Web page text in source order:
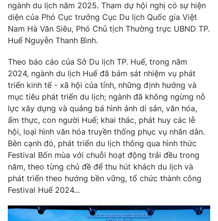
Góc doanh nghiệp
Truyền hình
Phim VTV
Hậu trường
Nhân vật
Khán giả
Giải sao mai
Giải trí
Âm nhạc
Sao
Đời sống
Du lịch
Làm đẹp
Chất lượng cuộc sống
Giáo dục
Tuyển sinh
Học trực tuyến
Công nghệ
Hitech Công nghệ tương lai
Sản phẩm
Thị trường
Giao lưu trực tuyến
Lịch phát sóng
Chuyên mục khác
ngành du lịch năm 2025. Tham dự hội nghị có sự hiện
diện của Phó Cục trưởng Cục Du lịch Quốc gia Việt
Nam Hà Văn Siêu, Phó Chủ tịch Thường trực UBND TP.
Huế Nguyễn Thanh Bình.
Theo báo cáo của Sở Du lịch TP. Huế, trong năm
2024, ngành du lịch Huế đã bám sát nhiệm vụ phát
triển kinh tế - xã hội của tỉnh, những định hướng và
mục tiêu phát triển du lịch; ngành đã không ngừng nỗ
lực xây dựng và quảng bá hình ảnh di sản, văn hóa,
ẩm thực, con người Huế; khai thác, phát huy các lễ
hội, loại hình văn hóa truyền thống phục vụ nhân dân.
Bên cạnh đó, phát triển du lịch thông qua hình thức
Festival Bốn mùa với chuỗi hoạt động trải đều trong
năm, theo từng chủ đề để thu hút khách du lịch và
phát triển theo hướng bền vững, tổ chức thành công
Festival Huế 2024...